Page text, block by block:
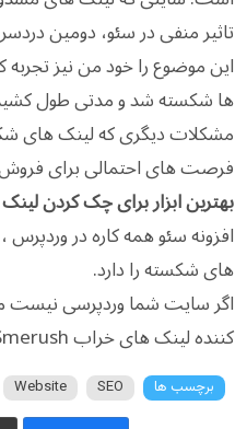
تاثیر منفی در سئو، دومین
این موضوع را خود من نیز
ها شکسته شد و مدتی طول کشید
مشکلات دیگری که لینک های
فرصت های احتمالی برای
بهترین ابزار برای چک کردن
افزونه سئو همه کاره در
های شکسته را دارد.
اگر سایت شما وردپرسی نیست
کننده لینک های خراب Smerush و Ahref هستند.
برچسب ها SEO
Website